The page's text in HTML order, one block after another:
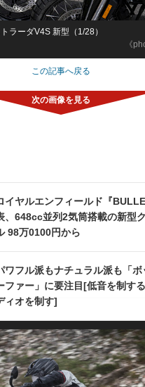
《
ラーダV4S 新型（1/28）
この記事へ戻る
イヤルエンフィールド『
、648cc並列2気筒搭載の新型
98万0100円から
ワフル派もナチュラル派も「ボ
ファー」に要注目[低音を制す
ィオを制す]